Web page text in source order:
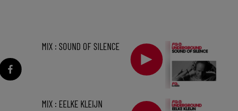
MIX : SOUND OF SILENCE
MIX : EELKE KLEIJN